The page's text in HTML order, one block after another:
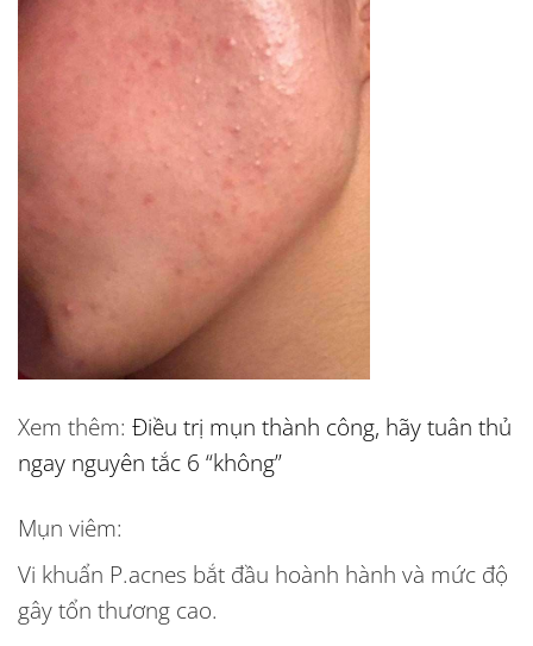
Xem thêm: Điều trị mụn thành công, hãy tuân thủ
ngay nguyên tắc 6 “không”
Mụn viêm:
Vi khuẩn P.acnes bắt đầu hoành hành và mức độ
gây tổn thương cao.